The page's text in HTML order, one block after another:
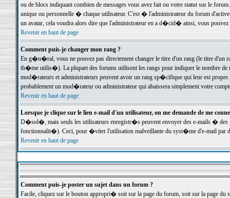
ou de blocs indiquant combien de messages vous avez fait ou votre statut sur le
unique ou personnelle � chaque utilisateur. C'est � l'administrateur du forum
un avatar, cela voudra alors dire que l'administrateur en a d�cid� ainsi, vous
Revenir en haut de page
Comment puis-je changer mon rang ?
En g�n�ral, vous ne pouvez pas directement changer le titre d'un rang (le titre d'un
th�me utilis�). La plupart des forums utilisent les rangs pour indiquer le nombre de
mod�rateurs et administrateurs peuvent avoir un rang sp�cifique qui leur est
probablement un mod�rateur ou administrateur qui abaissera simplement votre
Revenir en haut de page
Lorsque je clique sur le lien e-mail d'un utilisateur, on me demande de me
D�sol�, mais seuls les utilisateurs enregistr�s peuvent envoyer des e-mails �
fonctionnalit�). Ceci, pour �viter l'utilisation malveillante du syst�me d'e-mail par
Revenir en haut de page
Comment puis-je poster un sujet dans un forum ?
Facile, cliquez sur le bouton appropri� soit sur la page du forum, soit sur la page du